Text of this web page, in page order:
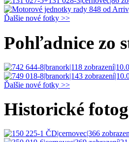
Ďalšie nové fotky >>
Pohľadnice zo
Ďalšie nové fotky >>
Historické